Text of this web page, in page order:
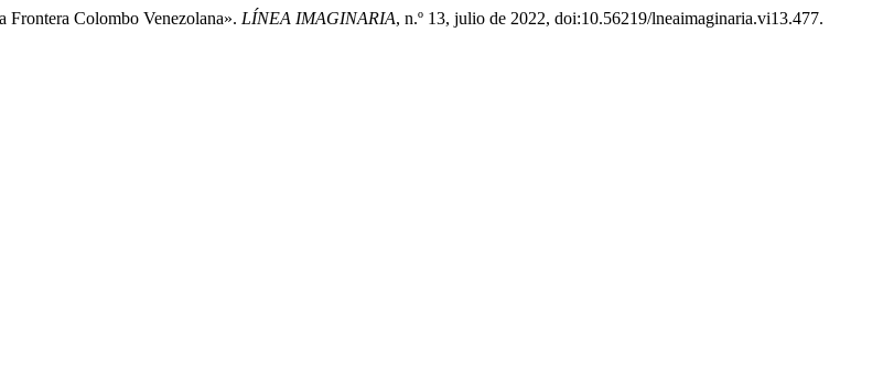
Colombo Venezolana». LÍNEA IMAGINARIA, n.º 13, julio de 2022, doi:10.56219/lneaimaginaria.vi13.477.